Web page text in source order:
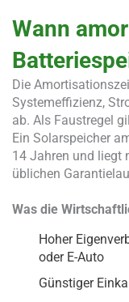
Wann
Die
Systemeffizienz,
ab. Als Faustregel
Ein Solarspeicher
14 Jahren und liegt
üblichen
Was die
Hoher
oder E-Auto
Günstiger